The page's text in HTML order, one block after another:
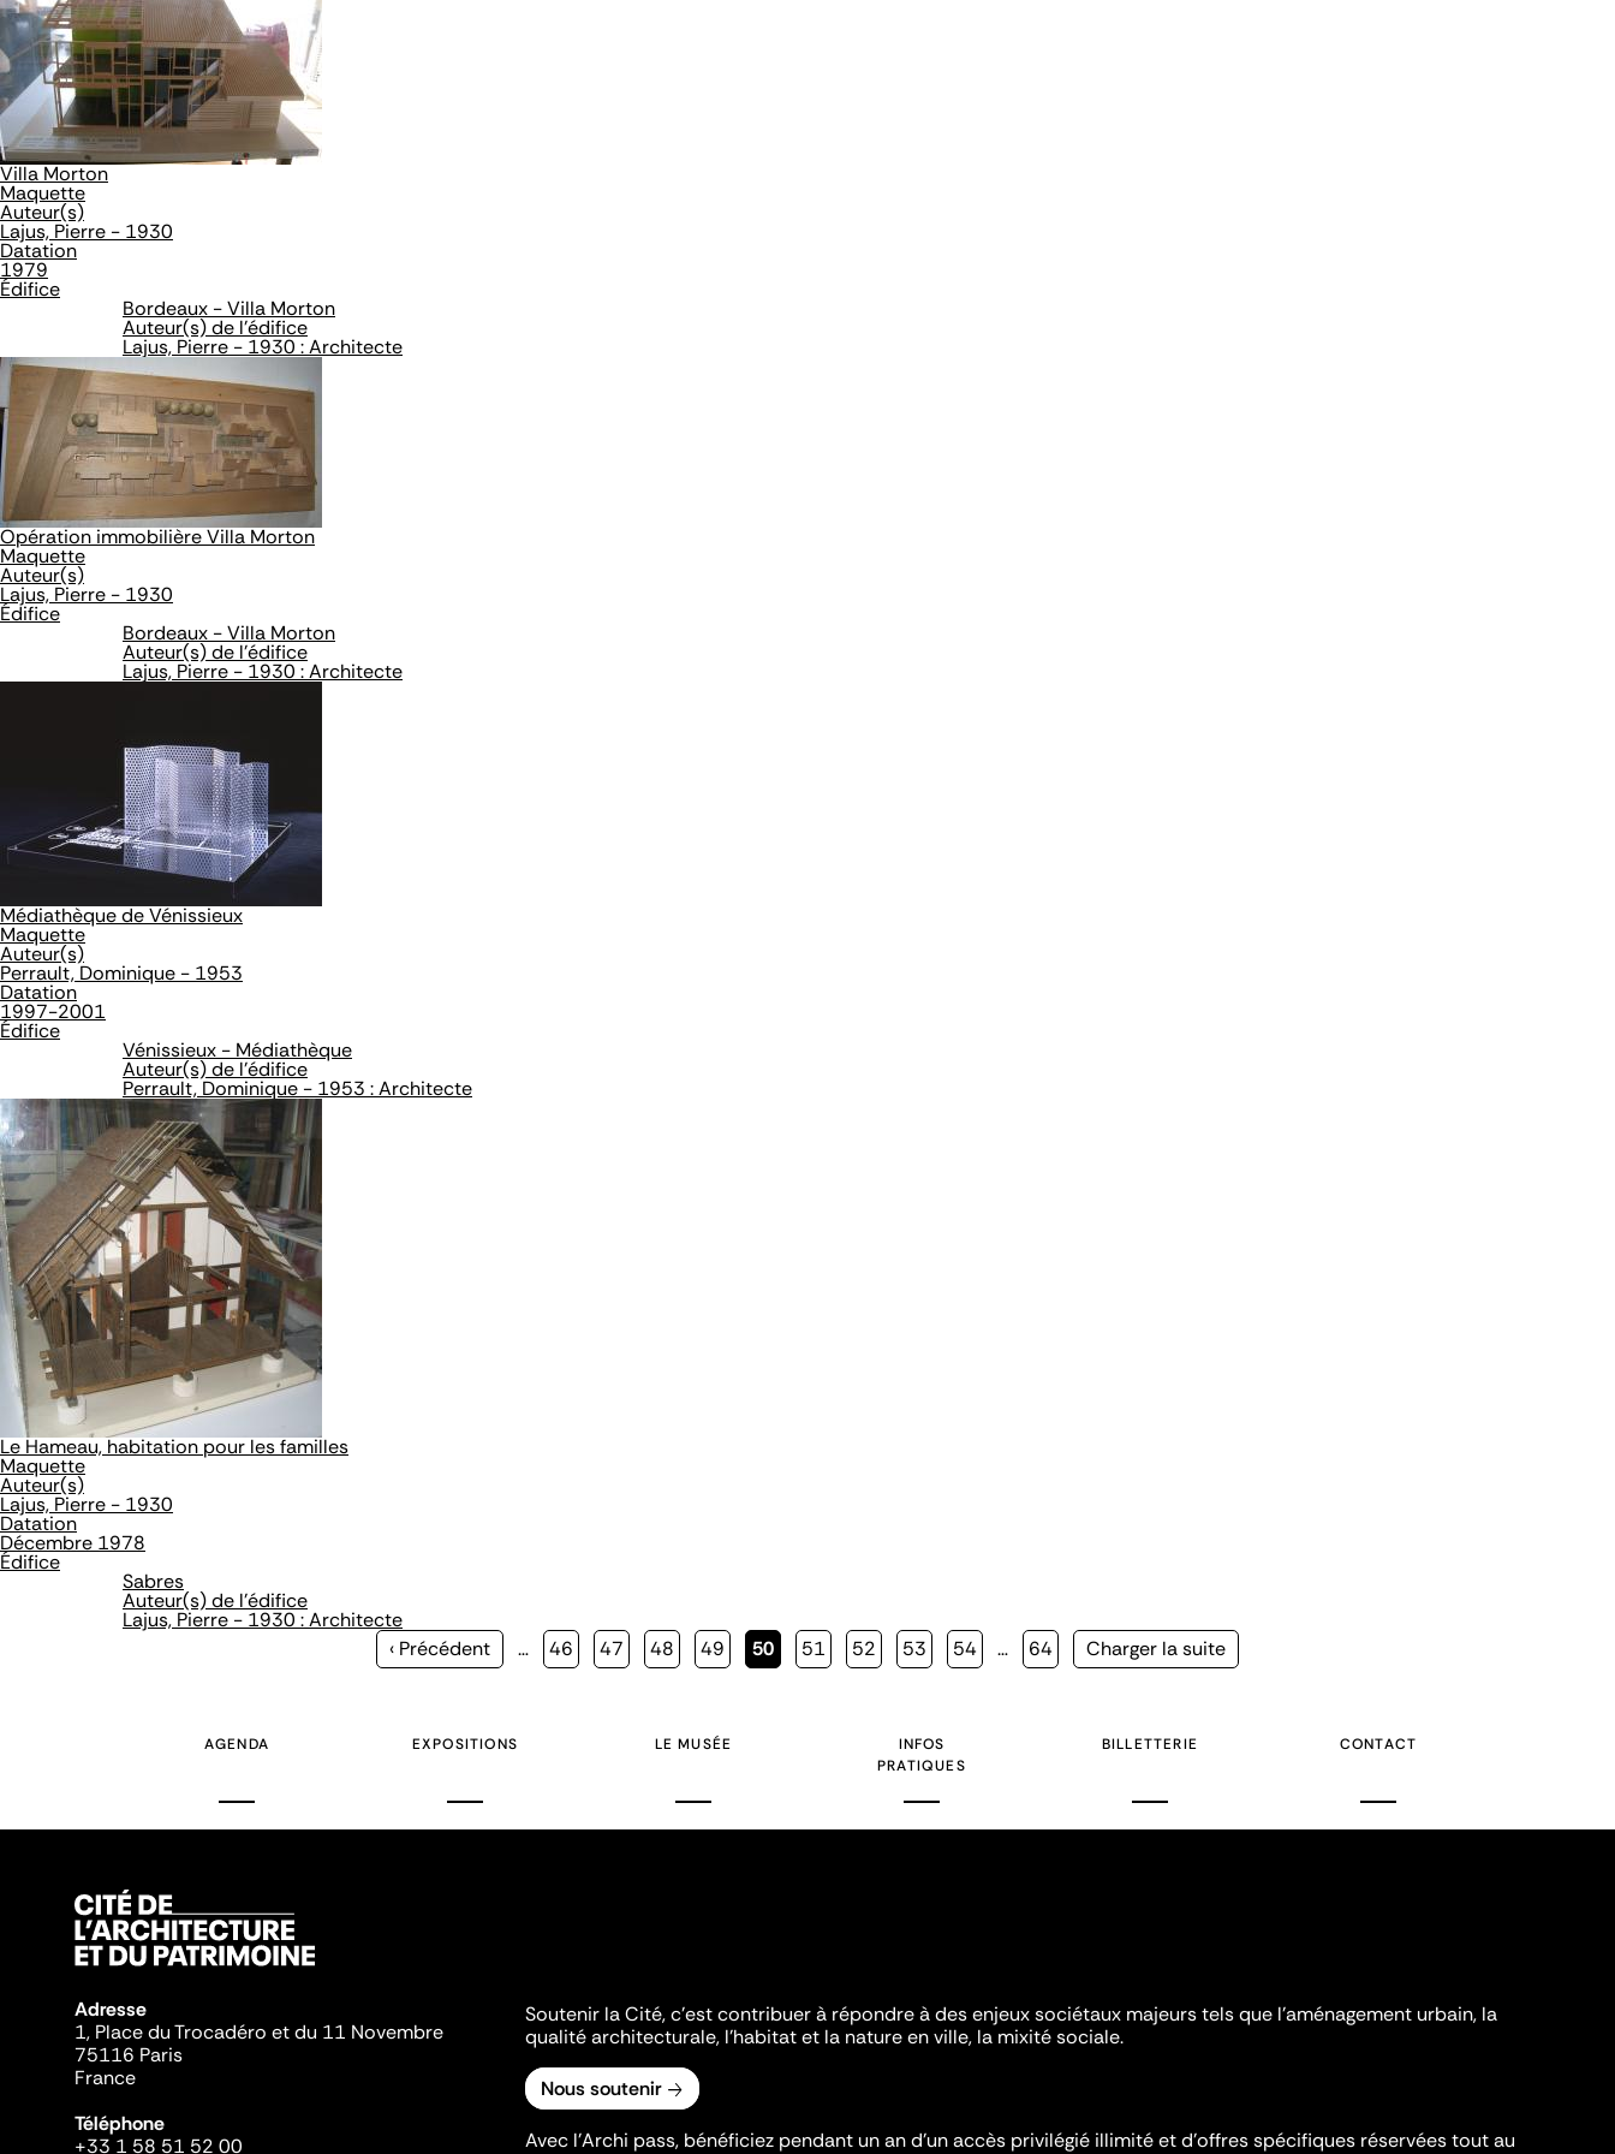
Villa Morton
Maquette
Auteur(s)
Lajus, Pierre - 1930
Datation
1979
Édifice
Bordeaux - Villa Morton
Auteur(s) de l'édifice
Lajus, Pierre - 1930 : Architecte
Opération immobilière Villa Morton
Maquette
Auteur(s)
Lajus, Pierre - 1930
Édifice
Bordeaux - Villa Morton
Auteur(s) de l'édifice
Lajus, Pierre - 1930 : Architecte
Médiathèque de Vénissieux
Maquette
Auteur(s)
Perrault, Dominique - 1953
Datation
1997-2001
Édifice
Vénissieux - Médiathèque
Auteur(s) de l'édifice
Perrault, Dominique - 1953 : Architecte
Le Hameau, habitation pour les familles
Maquette
Auteur(s)
Lajus, Pierre - 1930
Datation
Décembre 1978
Édifice
Sabres
Auteur(s) de l'édifice
Lajus, Pierre - 1930 : Architecte
Page
‹ Précédent … Page
46 Page
47 Page
48 Page
49
Page
50 Page
51 Page
52 Page
53 Page
54 … Page
64
Page
Charger la suite
AGENDA EXPOSITIONS LE MUSÉE
INFOS
PRATIQUES
BILLETTERIE CONTACT
Adresse
1, Place du Trocadéro et du 11 Novembre
75116 Paris
France
Téléphone
+33 1 58 51 52 00
Soutenir la Cité, c'est contribuer à répondre à des enjeux sociétaux majeurs tels que l'aménagement urbain, la
qualité architecturale, l'habitat et la nature en ville, la mixité sociale.
Nous soutenir
Avec l’Archi pass, bénéficiez pendant un an d’un accès privilégié illimité et d’offres spécifiques réservées tout au